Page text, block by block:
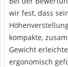
wir fest, dass
kompakte,
Gewicht
ergonomisch